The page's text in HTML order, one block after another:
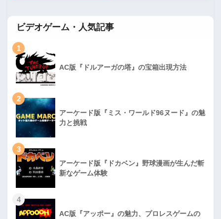
ビデオゲーム・人気記事
1
AC版『ドルアーガの塔』の宝箱出現方法
2
アーケード版『ミス・ワールド96ヌード』の魅
力と挑戦
3
アーケード版『ドカベン』野球漫画が生んだ斬
新なゲーム体験
4
AC版『アッポー』の魅力、プロレスゲームの